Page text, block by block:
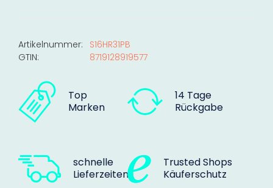
Artikelnummer:
S16HR31PB
GTIN:
8719128919577
Top
Marken
14 Tage
Rückgabe
schnelle
Lieferzeiten
Trusted Shops
Käuferschutz